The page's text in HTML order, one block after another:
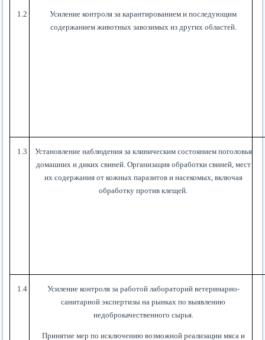
1.2
Усиление контроля за карантированием и последующим
содержанием животных завозимых из других областей.
1.3
Установление наблюдения за клиническим состоянием поголовья
домашних и диких свиней. Организация обработки свиней, мест
их содержания от кожных паразитов и насекомых, включая
обработку против клещей.
1.4
Усиление контроля за работой лабораторий ветеринарно-
санитарной экспертизы на рынках по выявлению
недоброкачественного сырья.
Принятие мер по исключению возможной реализации мяса и